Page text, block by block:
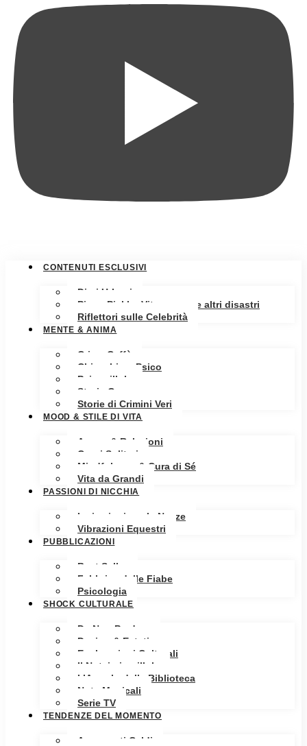
CONTENUTI ESCLUSIVI
Diari Urbani
Pippa Pickle: Vita, amore e altri disastri
Riflettori sulle Celebrità
MENTE & ANIMA
Crime Caffè
Chiacchiere Psico
Psicopillole
Storia Oscura
Storie di Crimini Veri
MOOD & STILE DI VITA
Amore & Relazioni
Cuori Solitari
Mindfulness & Cura di Sé
Vita da Grandi
PASSIONI DI NICCHIA
Ispirazioni per le Nozze
Vibrazioni Equestri
PUBBLICAZIONI
Best Seller
Fabbrica delle Fiabe
Psicologia
SHOCK CULTURALE
Da Non Perdere
Design & Estetica
Esplorazioni Culturali
Il Notaio in pillole
L’Angolo della Biblioteca
Note Musicali
Serie TV
TENDENZE DEL MOMENTO
Argomenti Caldi